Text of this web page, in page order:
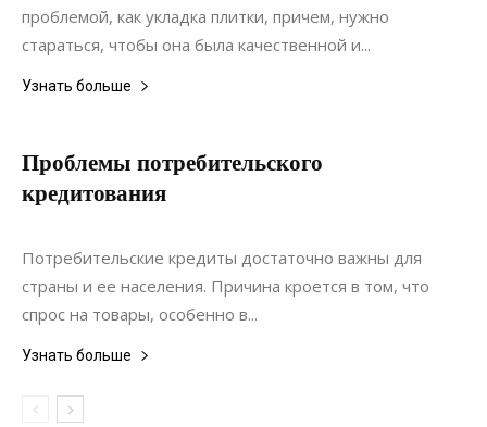
проблемой, как укладка плитки, причем, нужно
стараться, чтобы она была качественной и...
Узнать больше
Проблемы потребительского
кредитования
05.07.2021
Потребительские кредиты достаточно важны для
страны и ее населения. Причина кроется в том, что
спрос на товары, особенно в...
Узнать больше